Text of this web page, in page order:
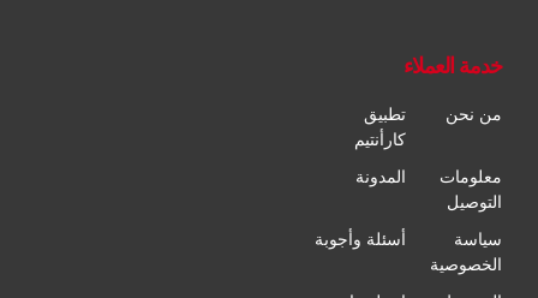
خدمة العملاء
من نحن
تطبيق
كارأنتيم
معلومات
التوصيل
المدونة
سياسة
الخصوصية
أسئلة وأجوبة